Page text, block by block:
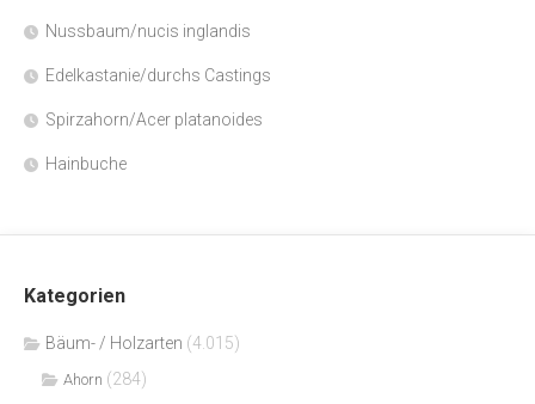
Nussbaum/nucis inglandis
Edelkastanie/durchs Castings
Spirzahorn/Acer platanoides
Hainbuche
Kategorien
Bäum- / Holzarten (4.015)
Ahorn (284)